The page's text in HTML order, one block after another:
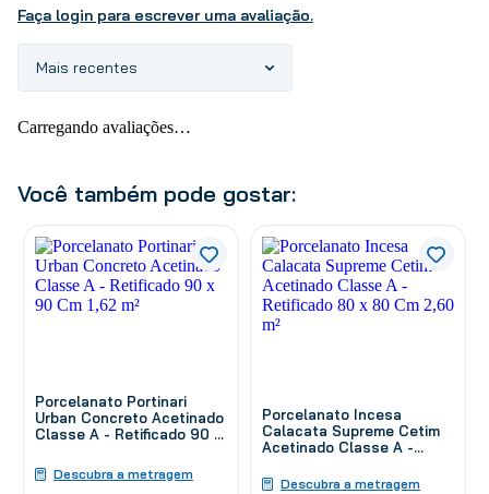
Faça login para escrever uma avaliação.
Mais recentes
Carregando avaliações…
Você também pode gostar:
Porcelanato Portinari
Urban Concreto Acetinado
Classe A - Retificado 90 x
Descubra a metragem
Porcelanato Incesa
Calacata Supreme Cetim
Acetinado Classe A -
2,60 m²
Descubra a metragem